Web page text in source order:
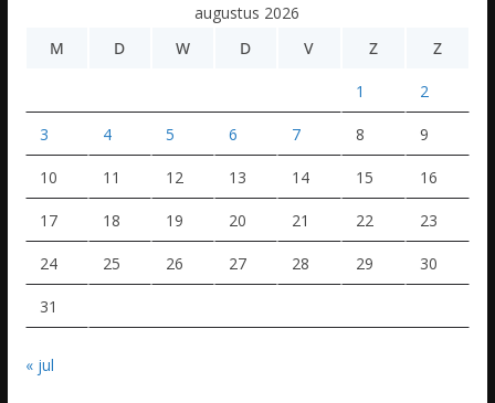
augustus 2026
M
D W D V Z Z
1 2
3 4 5 6 7 8 9
10 11 12 13 14 15 16
17 18 19 20 21 22 23
24 25 26 27 28 29 30
31
« jul